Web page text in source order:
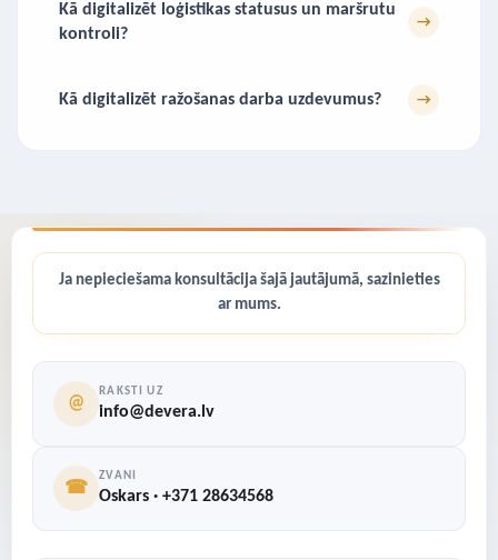
Kā digitalizēt loģistikas statusus un maršrutu
kontroli?
→
Kā digitalizēt ražošanas darba uzdevumus? →
Ja nepieciešama konsultācija šajā jautājumā, sazinieties
ar mums.
@
RAKSTI UZ
info@devera.lv
☎
ZVANI
Oskars · +371 28634568